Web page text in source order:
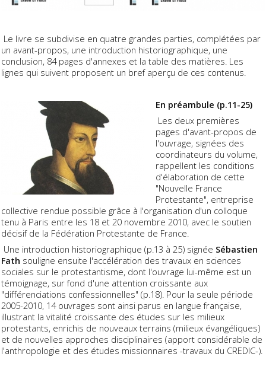
Le livre se subdivise en quatre grandes parties, complétées par
un avant-propos, une introduction historiographique, une
conclusion, 84 pages d'annexes et la table des matières. Les
lignes qui suivent proposent un bref aperçu de ces contenus.
En préambule (p.11-25)
Les deux premières
pages d'avant-propos de
l'ouvrage, signées des
coordinateurs du volume,
rappellent les conditions
d'élaboration de cette
"Nouvelle France
Protestante", entreprise
collective rendue possible grâce à l'organisation d'un colloque
tenu à Paris entre les 18 et 20 novembre 2010, avec le soutien
décisif de la Fédération Protestante de France.
Une introduction historiographique (p.13 à 25) signée Sébastien
Fath souligne ensuite l'accélération des travaux en sciences
sociales sur le protestantisme, dont l'ouvrage lui-même est un
témoignage, sur fond d'une attention croissante aux
"différenciations confessionnelles" (p.18). Pour la seule période
2005-2010, 14 ouvrages sont ainsi parus en langue française,
illustrant la vitalité croissante des études sur les milieux
protestants, enrichis de nouveaux terrains (milieux évangéliques)
et de nouvelles approches disciplinaires (apport considérable de
l'anthropologie et des études missionnaires -travaux du CREDIC-).